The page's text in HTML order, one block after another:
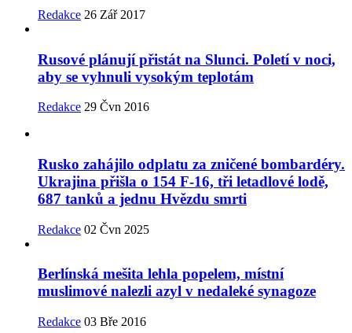
Redakce 26 Zář 2017
Rusové plánují přistát na Slunci. Poletí v noci,
aby se vyhnuli vysokým teplotám
Redakce 29 Čvn 2016
Rusko zahájilo odplatu za zničené bombardéry.
Ukrajina přišla o 154 F-16, tři letadlové lodě,
687 tanků a jednu Hvězdu smrti
Redakce 02 Čvn 2025
Berlínská mešita lehla popelem, místní
muslimové nalezli azyl v nedaleké synagoze
Redakce 03 Bře 2016